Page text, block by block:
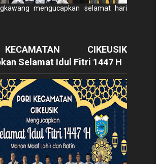
mengucapkan selamat hari
CIKEUSIK
Selamat Idul Fitri 1447 H